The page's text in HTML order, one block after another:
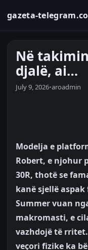
gazeta-
Në
djalë, ai…
July 9, 2026•aroadmin
Modelja e
Robert, e njohur
30R, thotë se
kanë sjellë
Summer vuan
makromasti, e
vazhdojë të
veçori fizike ka